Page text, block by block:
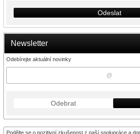
Newsletter
Odebírejte aktuální novinky
Odebrat
Podělte se o pozitivní zkušenost z naší spolupráce a
Odeslat